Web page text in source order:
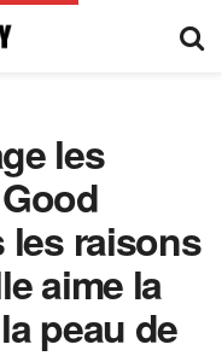
les
les raisons
aime la
peau de